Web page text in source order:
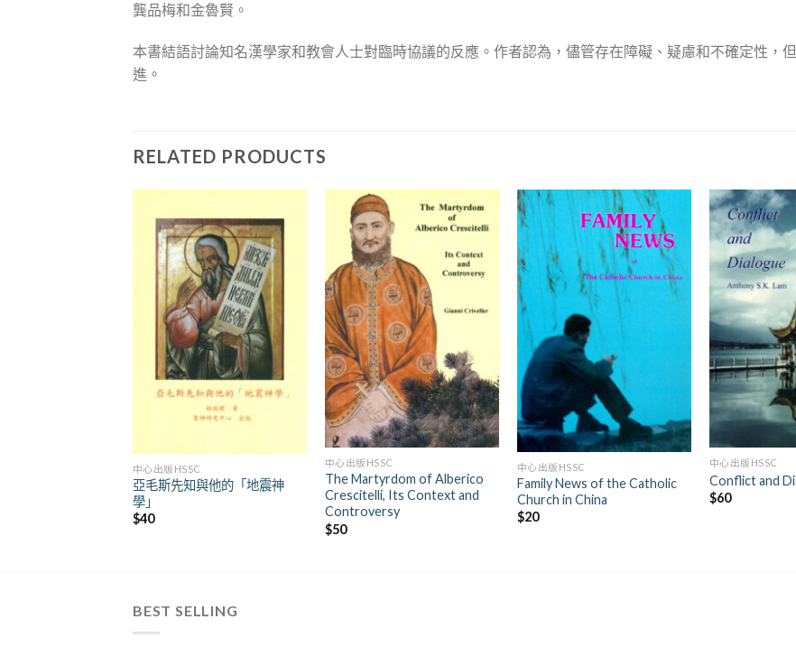
龔品梅和金魯賢。
本書結語討論知名漢學家和教會人士對臨時協議的反應。作者認為，儘管存在障礙、疑慮和不確定性，
進。
RELATED PRODUCTS
中心出版HSSC
亞毛斯先知與他的「地震神
學」
$40
中心出版HSSC
The Martyrdom of Alberico
Crescitelli, Its Context and
Controversy
$50
+
中心出版HSSC
Family News of the Catholic
Church in China
$20
中心出版HSSC
Conflict and
$60
BEST SELLING